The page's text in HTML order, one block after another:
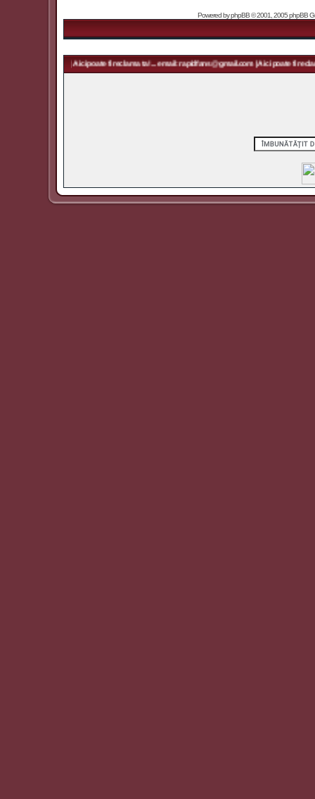
Powered byphpBB© 2001, 2005 phpBB
| Aici poate fi reclama ta! ... email: rapidfans@gmail.com | Aici poate fi